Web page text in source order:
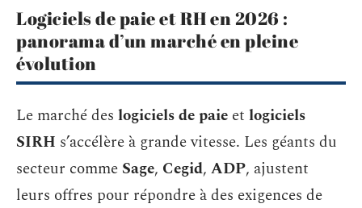
Logiciels de paie et RH en 2026 :
panorama d’un marché en pleine
évolution
Le marché des logiciels de paie et logiciels
SIRH s’accélère à grande vitesse. Les géants du
secteur comme Sage, Cegid, ADP, ajustent
leurs offres pour répondre à des exigences de